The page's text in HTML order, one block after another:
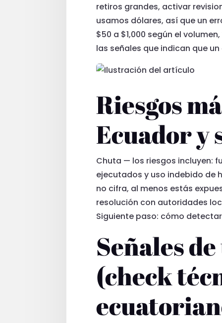
retiros grandes, activar
usamos dólares, así que un
$50 a $1,000 según el
las señales que indican que
Riesgos
Ecuador y
Chuta — los riesgos incluyen:
ejecutados y uso indebido de
no cifra, al menos estás
resolución con autoridades
Siguiente paso: cómo
Señales
(check